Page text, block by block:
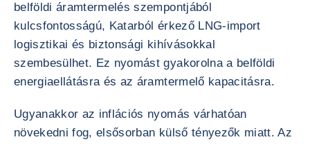
belföldi áramtermelés szempontjából
kulcsfontosságú, Katarból érkező LNG-import
logisztikai és biztonsági kihívásokkal
szembesülhet. Ez nyomást gyakorolna a belföldi
energiaellátásra és az áramtermelő kapacitásra.
Ugyanakkor az inflációs nyomás várhatóan
növekedni fog, elsősorban külső tényezők miatt. Az